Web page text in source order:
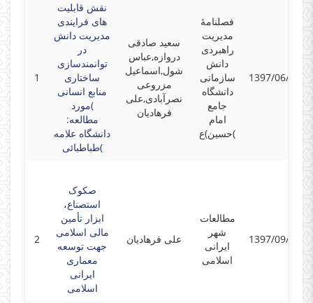
1
نقش قابلیت
های فرایندی
مدیریت دانش
در
توانمندسازی
ساختاری
منابع انسانی
)مورد
مطالعه:
دانشگاه علامه
طباطبائی(
سعید صادقی
دروازه,عباس
شول,اسماعیل
مزروعی
نصرآبادی,علی
فرهادیان
فصلنامۀ
مدیریت
راهبردی
دانش
سازمانی
دانشگاه
جامع
امام
حسین)ع(
1397/06/20
2
صکوک
استصناع،
ابزار تأمین
مالی اسلامی
جهت توسعه
معماری
ایرانی
اسلامی
علی فرهادیان
مطالعات
شهر
ایرانی
اسلامی
1397/09/20